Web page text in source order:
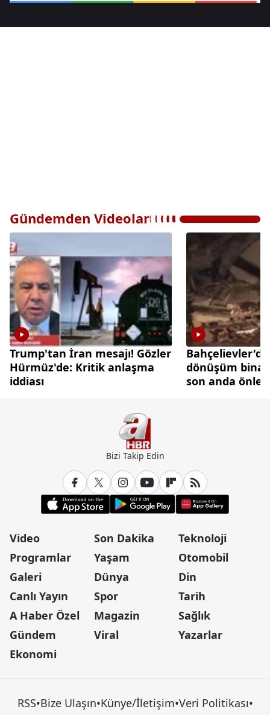
Gündemden Videolar
Trump'tan İran mesajı! Gözler
Hürmüz'de: Kritik anlaşma
iddiası
dönüşüm
son anda
Bizi Takip Edin
Video
Programlar
Galeri
Canlı Yayın
A Haber Özel
Gündem
Ekonomi
Son Dakika
Yaşam
Dünya
Spor
Magazin
Viral
Teknoloji
Otomobil
Din
Tarih
Sağlık
Yazarlar
RSS•Bize Ulaşın•Künye/İletişim•Veri Politikası•